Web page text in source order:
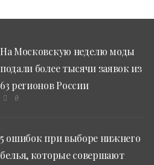
На Московскую неделю моды
подали более тысячи заявок из
63 регионов России
0
5 ошибок при выборе нижнего
белья, которые совершают